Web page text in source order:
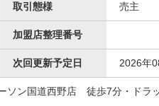
取引態様 売主
加盟店整理番号
次回更新予定日 2026年
ソン国道西野店 徒歩7分・ド